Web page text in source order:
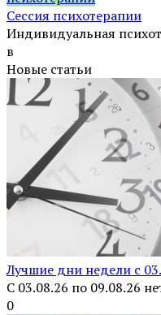
Сессия психотерапии
Индивидуальная
в
Новые статьи
Лучшие дни недели с
С 03.08.26 по 09.08.26
0